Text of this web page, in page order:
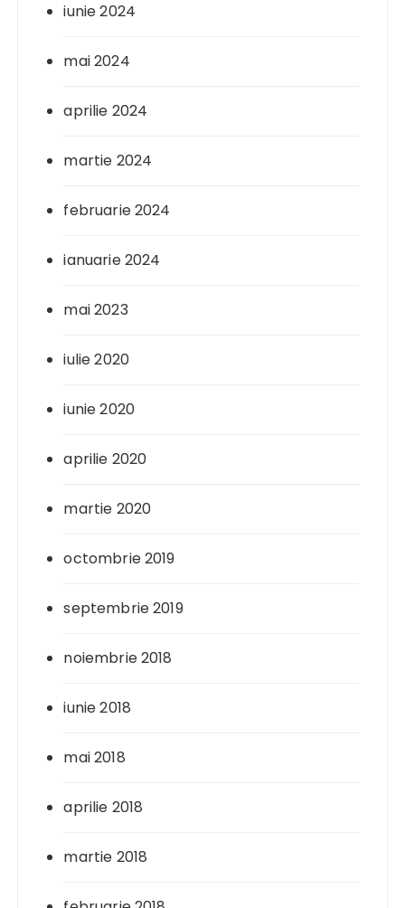
iunie 2024
mai 2024
aprilie 2024
martie 2024
februarie 2024
ianuarie 2024
mai 2023
iulie 2020
iunie 2020
aprilie 2020
martie 2020
octombrie 2019
septembrie 2019
noiembrie 2018
iunie 2018
mai 2018
aprilie 2018
martie 2018